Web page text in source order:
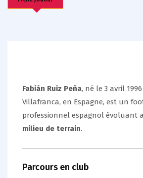
Fabián Ruiz Peña, né le 3 avril
Villafranca, en Espagne, est un
professionnel espagnol évoluant
milieu de terrain.
Parcours en club